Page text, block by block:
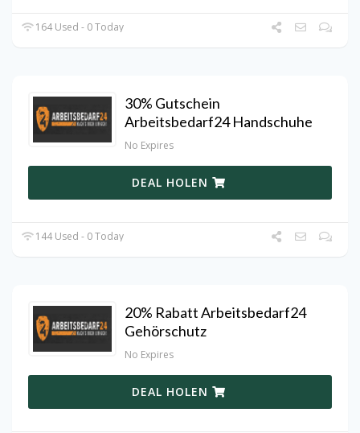
164 Used - 0 Today
30% Gutschein
Arbeitsbedarf24 Handschuhe
No Expires
DEAL HOLEN
144 Used - 0 Today
20% Rabatt Arbeitsbedarf24
Gehörschutz
No Expires
DEAL HOLEN